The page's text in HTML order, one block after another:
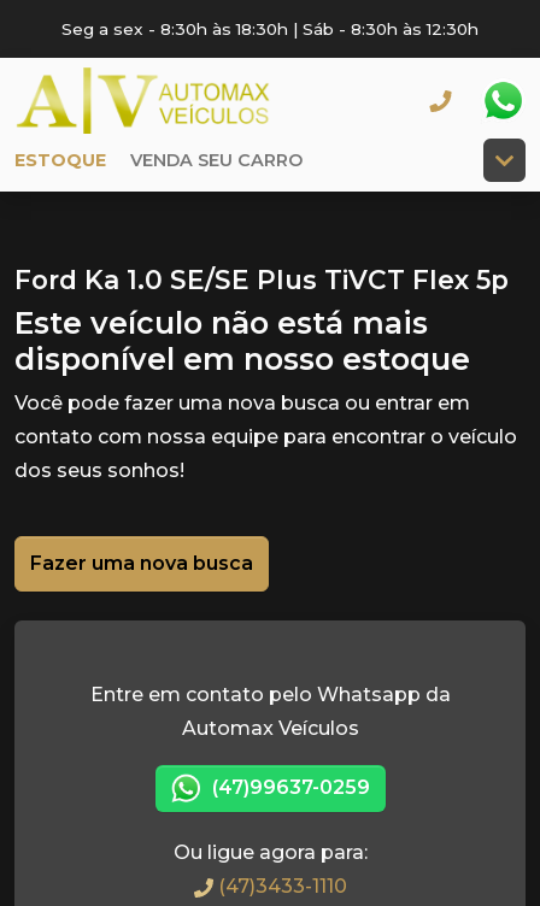
Seg a sex - 8:30h às 18:30h | Sáb - 8:30h às 12:30h
ESTOQUE VENDA SEU CARRO
Ford Ka 1.0 SE/SE Plus TiVCT Flex 5p
Este veículo não está mais
disponível em nosso estoque
Você pode fazer uma nova busca ou entrar em
contato com nossa equipe para encontrar o veículo
dos seus sonhos!
Fazer uma nova busca
Entre em contato pelo Whatsapp da
Automax Veículos
(47)99637-0259
Ou ligue agora para:
(47)3433-1110